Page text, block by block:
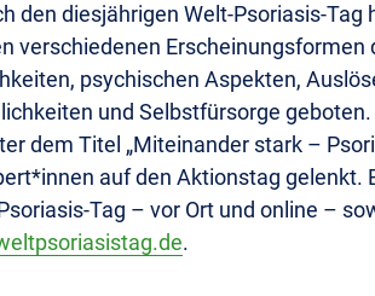
den diesjährigen Welt-Psoriasis-
verschiedenen Erscheinungsformen
psychischen Aspekten,
und Selbstfürsorge
dem Titel „Miteinander stark –
auf den Aktionstag gelenkt.
Tag – vor Ort und online –
.